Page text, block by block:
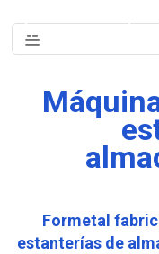
Formetal
estanterías de